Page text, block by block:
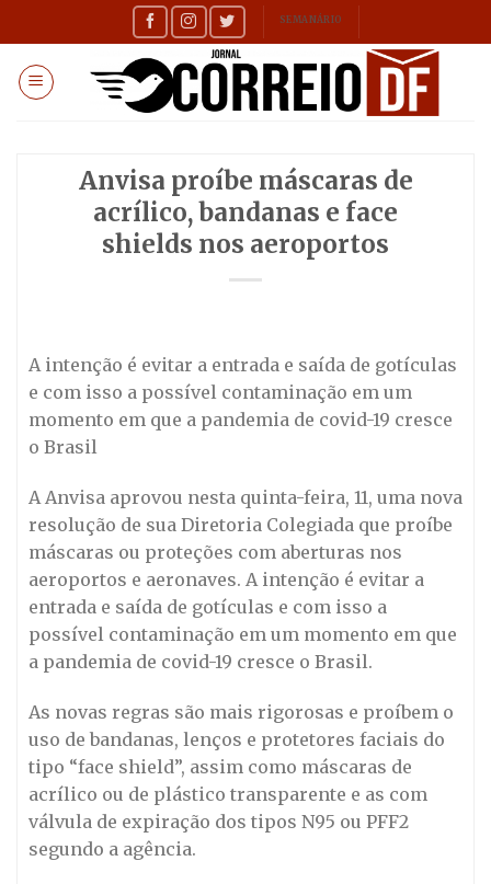
to
content
SEMANÁRIO
Anvisa proíbe máscaras de
acrílico, bandanas e face
shields nos aeroportos
A intenção é evitar a entrada e saída de gotículas
e com isso a possível contaminação em um
momento em que a pandemia de covid-19 cresce
o Brasil
A Anvisa aprovou nesta quinta-feira, 11, uma nova
resolução de sua Diretoria Colegiada que proíbe
máscaras ou proteções com aberturas nos
aeroportos e aeronaves. A intenção é evitar a
entrada e saída de gotículas e com isso a
possível contaminação em um momento em que
a pandemia de covid-19 cresce o Brasil.
As novas regras são mais rigorosas e proíbem o
uso de bandanas, lenços e protetores faciais do
tipo “face shield”, assim como máscaras de
acrílico ou de plástico transparente e as com
válvula de expiração dos tipos N95 ou PFF2
segundo a agência.